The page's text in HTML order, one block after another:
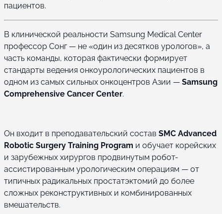
пациентов.
В клинической реальности Samsung Medical Center
профессор Сонг — не «один из десятков урологов», а
часть команды, которая фактически формирует
стандарты ведения онкоурологических пациентов в
одном из самых сильных онкоцентров Азии — Samsung
Comprehensive Cancer Center.
Он входит в преподавательский состав SMC Advanced
Robotic Surgery Training Program и обучает корейских
и зарубежных хирургов продвинутым робот-
ассистированным урологическим операциям — от
типичных радикальных простатэктомий до более
сложных реконструктивных и комбинированных
вмешательств.